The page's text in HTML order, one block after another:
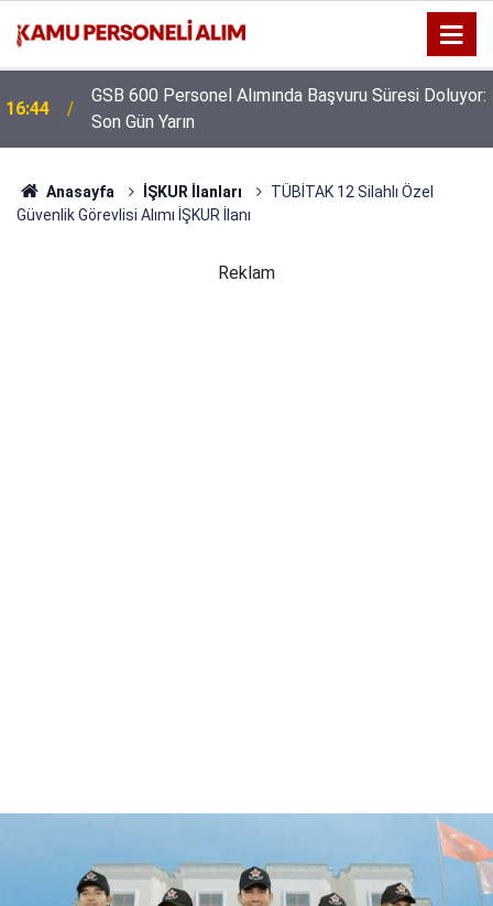
16:44
GSB 600 Personel Alımında Başvuru Süresi Doluyor:
Son Gün Yarın
Anasayfa İŞKUR İlanları
TÜBİTAK 12 Silahlı Özel
Güvenlik Görevlisi Alımı İŞKUR İlanı
Reklam